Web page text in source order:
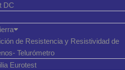
DC
de Resistencia y Resistividad de
Telurómetro
Eurotest